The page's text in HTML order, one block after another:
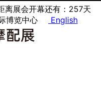
离展会开幕还有：257天
博览中心 English